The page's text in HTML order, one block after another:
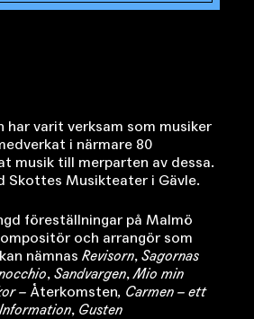
varit verksam som musiker
i närmare 80
musik till merparten av dessa.
Skottes Musikteater i Gävle.
föreställningar på Malmö
och arrangör som
nämnas Revisorn, Sagornas
, Sandvargen,Mio min
– Återkomsten, Carmen – ett
, Gusten